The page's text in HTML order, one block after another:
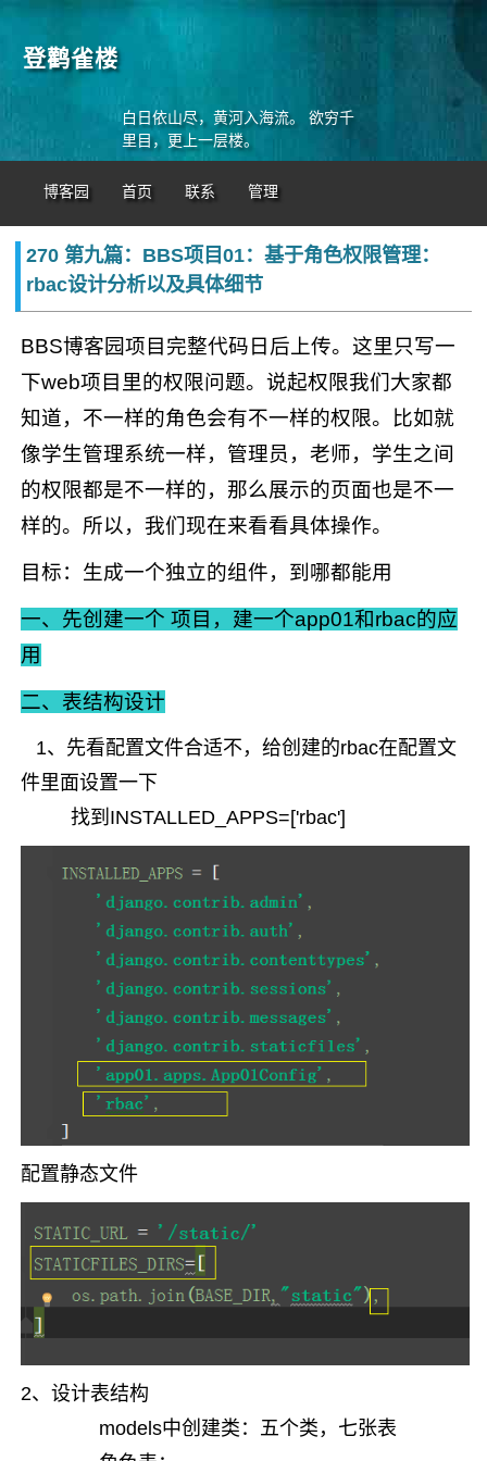
登鹳雀楼
白日依山尽，黄河入海流。 欲穷千
里目，更上一层楼。
博客园 首页 联系 管理
270 第九篇：BBS项目01：基于角色权限管理：
rbac设计分析以及具体细节
BBS博客园项目完整代码日后上传。这里只写一
下web项目里的权限问题。说起权限我们大家都
知道，不一样的角色会有不一样的权限。比如就
像学生管理系统一样，管理员，老师，学生之间
的权限都是不一样的，那么展示的页面也是不一
样的。所以，我们现在来看看具体操作。
目标：生成一个独立的组件，到哪都能用
一、先创建一个 项目，建一个app01和rbac的应
用
二、表结构设计
1、先看配置文件合适不，给创建的rbac在配置文
件里面设置一下
找到INSTALLED_APPS=['rbac']
配置静态文件
2、设计表结构
models中创建类：五个类，七张表